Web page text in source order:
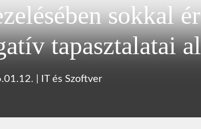
sokkal
tapasztalatai
IT és Szoftver